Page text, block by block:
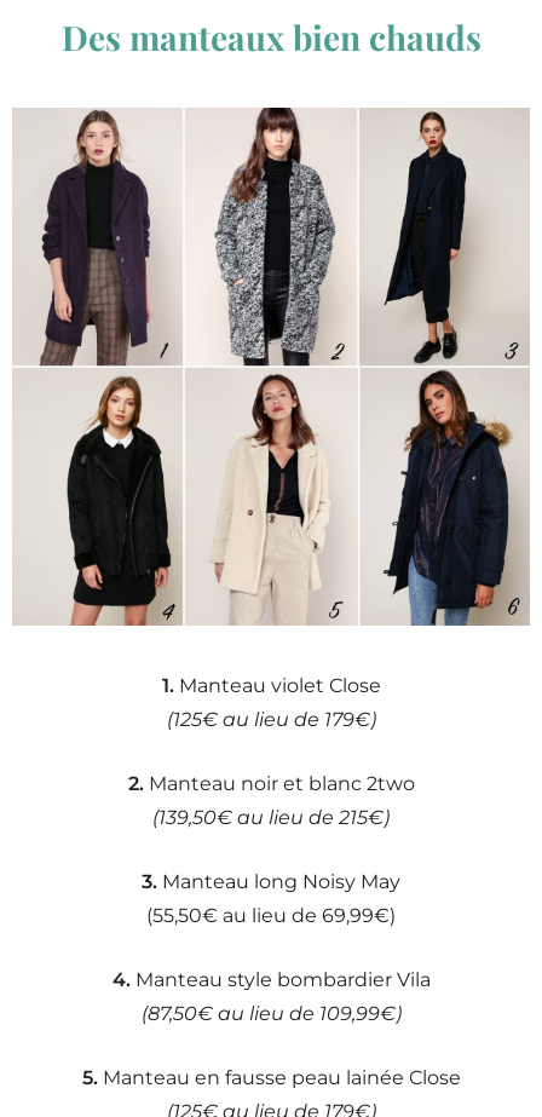
Des manteaux bien chauds
1.Manteau violet Close
(125€ au lieu de 179€)
2.Manteau noir et blanc 2two
(139,50€ au lieu de 215€)
3. Manteau long Noisy May
(55,50€ au lieu de 69,99€)
4.Manteau style bombardier Vila
(87,50€ au lieu de 109,99€)
5.Manteau en fausse peau lainée Close
(125€ au lieu de 179€)